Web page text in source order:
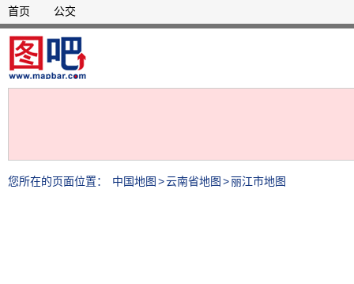
首页 公交
您所在的页面位置： 中国地图 >云南省地图 >丽江市地图